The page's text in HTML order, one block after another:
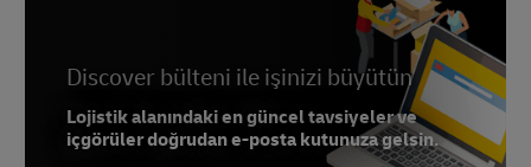
6 -OptimoRoute
Discover bülteni ile işinizi büyütün
Lojistik alanındaki en güncel tavsiyeler ve
içgörüler doğrudan e-posta kutunuza gelsin.